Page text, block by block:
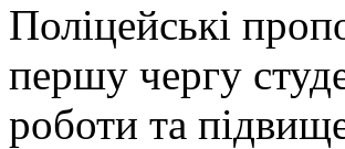
Поліцейські
першу чергу
роботи та